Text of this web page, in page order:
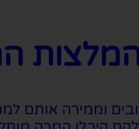
וממירה אותם